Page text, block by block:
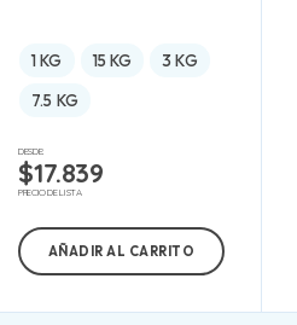
1 KG 15 KG 3 KG
7.5 KG
DESDE:
$17.839
PRECIO DE LISTA
AÑADIR AL CARRITO